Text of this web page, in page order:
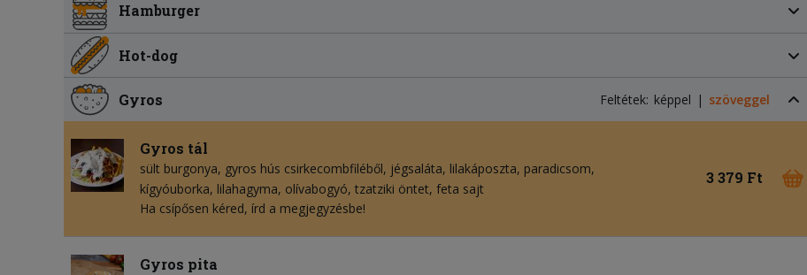
Hamburger
Hot-dog
Gyros Feltétek: képpel szöveggel
Gyros tál
sült burgonya gyros hús csirkecombfiléből jégsaláta lilakáposzta paradicsom
kígyóuborka lilahagyma olívabogyó tzatziki öntet feta sajt
Ha csípősen kéred, írd a megjegyzésbe!
3 379 Ft
Gyros pita